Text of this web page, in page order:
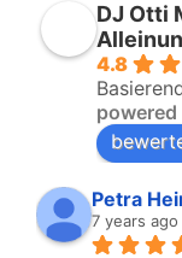
DJ Otti
4.8
powered
Petra
7 years ago